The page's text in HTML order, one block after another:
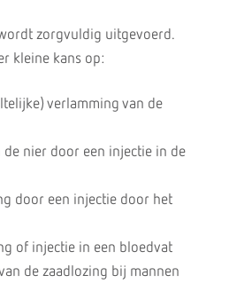
zorgvuldig uitgevoerd.
kleine kans op:
verlamming van de
de nier door een injectie in de
door een injectie door het
of injectie in een bloedvat
de zaadlozing bij mannen